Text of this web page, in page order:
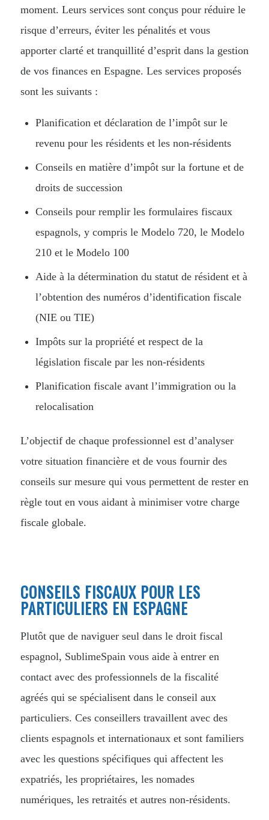
moment. Leurs services sont conçus pour réduire le
risque d’erreurs, éviter les pénalités et vous
apporter clarté et tranquillité d’esprit dans la gestion
de vos finances en Espagne. Les services proposés
sont les suivants :
Planification et déclaration de l’impôt sur le
revenu pour les résidents et les non-résidents
Conseils en matière d’impôt sur la fortune et de
droits de succession
Conseils pour remplir les formulaires fiscaux
espagnols, y compris le Modelo 720, le Modelo
210 et le Modelo 100
Aide à la détermination du statut de résident et à
l’obtention des numéros d’identification fiscale
(NIE ou TIE)
Impôts sur la propriété et respect de la
législation fiscale par les non-résidents
Planification fiscale avant l’immigration ou la
relocalisation
L’objectif de chaque professionnel est d’analyser
votre situation financière et de vous fournir des
conseils sur mesure qui vous permettent de rester en
règle tout en vous aidant à minimiser votre charge
fiscale globale.
CONSEILS FISCAUX POUR LES
PARTICULIERS EN ESPAGNE
Plutôt que de naviguer seul dans le droit fiscal
espagnol, SublimeSpain vous aide à entrer en
contact avec des professionnels de la fiscalité
agréés qui se spécialisent dans le conseil aux
particuliers. Ces conseillers travaillent avec des
clients espagnols et internationaux et sont familiers
avec les questions spécifiques qui affectent les
expatriés, les propriétaires, les nomades
numériques, les retraités et autres non-résidents.